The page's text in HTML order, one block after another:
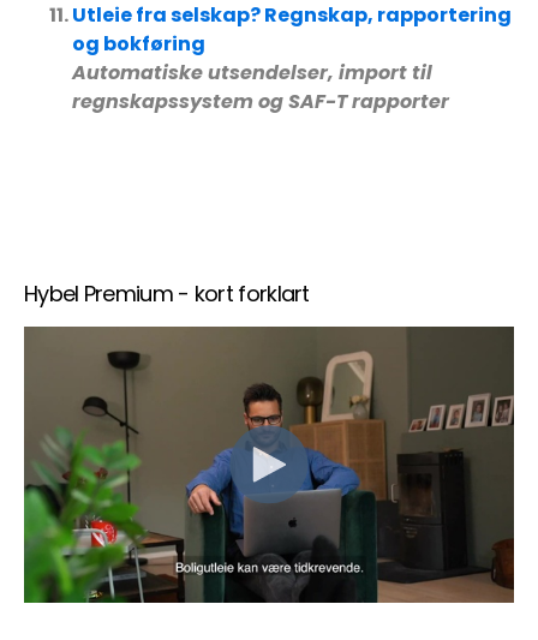
Utleie fra selskap? Regnskap, rapportering
og bokføring
Automatiske utsendelser, import til
regnskapssystem og SAF-T rapporter
Hybel Premium - kort forklart